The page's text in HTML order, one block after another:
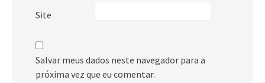
Site
Salvar meus dados neste navegador para a
próxima vez que eu comentar.